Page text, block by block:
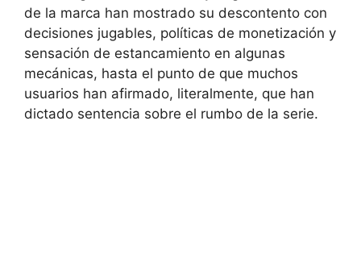
de la marca han mostrado su descontento con
decisiones jugables, políticas de monetización y
sensación de estancamiento en algunas
mecánicas, hasta el punto de que muchos
usuarios han afirmado, literalmente, que han
dictado sentencia sobre el rumbo de la serie.